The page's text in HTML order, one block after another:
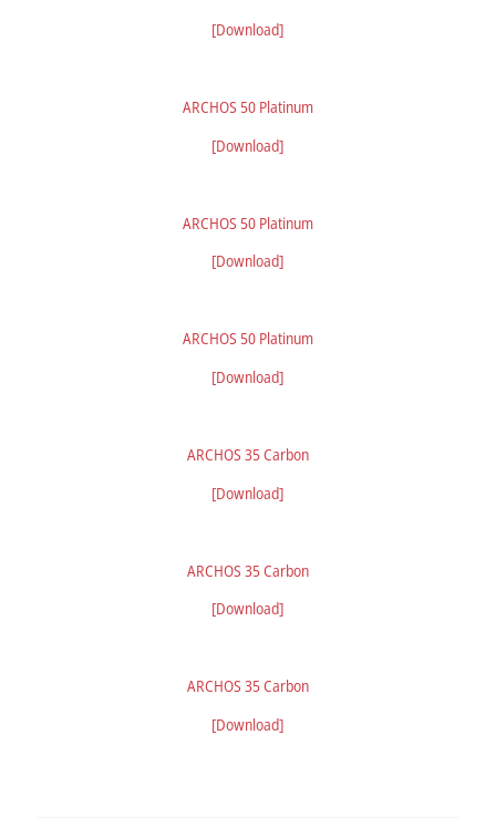
[Download]
ARCHOS 50 Platinum
[Download]
ARCHOS 50 Platinum
[Download]
ARCHOS 50 Platinum
[Download]
ARCHOS 35 Carbon
[Download]
ARCHOS 35 Carbon
[Download]
ARCHOS 35 Carbon
[Download]